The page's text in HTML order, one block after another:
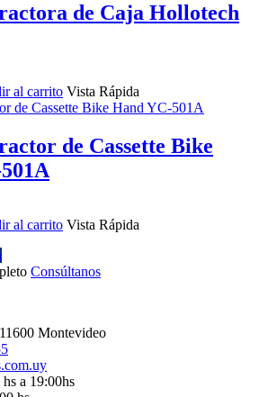
de Caja Hollotech
al carrito Vista Rápida
de Cassette Bike
al carrito Vista Rápida
Consúltanos
Montevideo
a 19:00hs